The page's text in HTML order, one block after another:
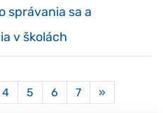
správania sa a
v školách
4 5 6 7 »